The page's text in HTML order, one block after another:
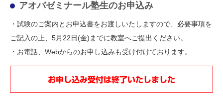
アオバゼミナール塾生のお申込み
・試験のご案内とお申込書をお渡しいたしますので、必要事項を
ご記入の上、5月22日(金)までに教室へご提出ください。
・お電話、Webからのお申し込みも受け付けております。
お申し込み受付は終了いたしました